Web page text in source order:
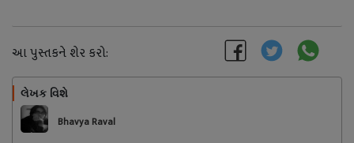
આ પુસ્તકને શેર કરો:
લેખક વિશે
Bhavya Raval